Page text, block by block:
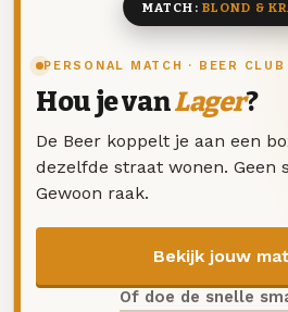
PERSONAL MATCH · BEER CLUB
Hou je vanLager?
De Beer koppelt je aan een
dezelfde straat wonen. Geen
Gewoon raak.
Bekijk jouw
Of doe de snelle
MATCH: BLOND &